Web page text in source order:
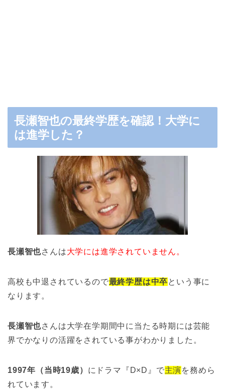
長瀬智也の最終学歴を確認！大学に
は進学した？
長瀬智也さんは大学には進学されていません。
高校も中退されているので最終学歴は中卒という事に
なります。
長瀬智也さんは大学在学期間中に当たる時期には芸能
界でかなりの活躍をされている事がわかりました。
1997年（当時19歳） にドラマ『D×D』で主演を務めら
れています。